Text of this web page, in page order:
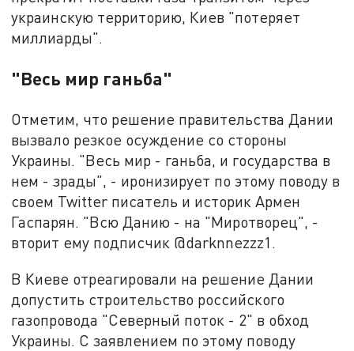
украинскую территорию, Киев "потеряет
миллиарды".
"Весь мир ганьба"
Отметим, что решение правительства Дании
вызвало резкое осуждение со стороны
Украины. "Весь мир - ганьба, и государства в
нем - зрады", - иронизирует по этому поводу в
своем Twitter писатель и историк Армен
Гаспарян. "Всю Данию - на "Миротворец", -
вторит ему подписчик @darknnezzz1.
В Киеве отреагировали на решение Дании
допустить строительство российского
газопровода "Северный поток - 2" в обход
Украины. С заявлением по этому поводу